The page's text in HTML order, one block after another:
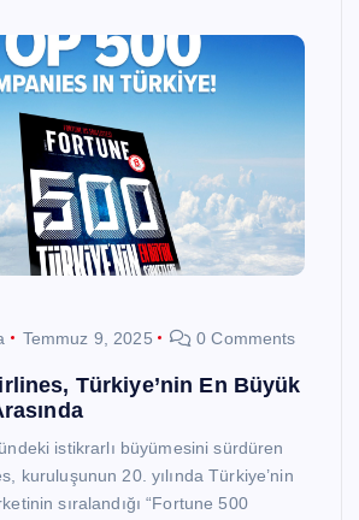
Temmuz 9, 2025 0 Comments
Türkiye’nin En Büyük
istikrarlı büyümesini sürdüren
kuruluşunun 20. yılında Türkiye’nin
sıralandığı “Fortune 500